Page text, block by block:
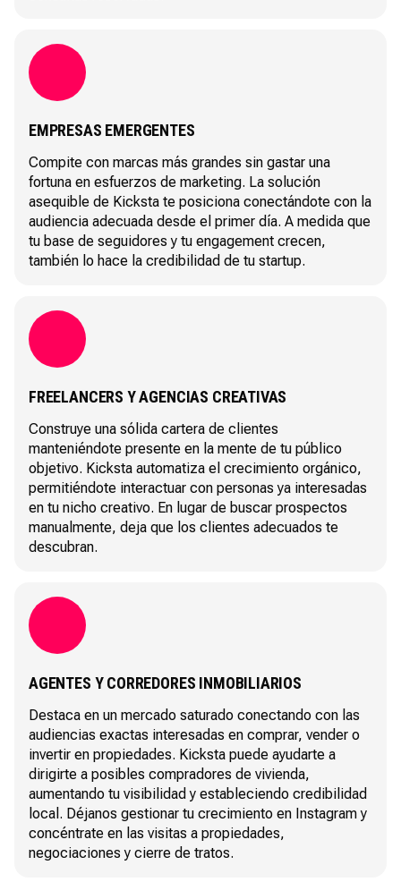
EMPRESAS EMERGENTES
Compite con marcas más grandes sin gastar una
fortuna en esfuerzos de marketing. La solución
asequible de Kicksta te posiciona conectándote con la
audiencia adecuada desde el primer día. A medida que
tu base de seguidores y tu engagement crecen,
también lo hace la credibilidad de tu startup.
FREELANCERS Y AGENCIAS CREATIVAS
Construye una sólida cartera de clientes
manteniéndote presente en la mente de tu público
objetivo. Kicksta automatiza el crecimiento orgánico,
permitiéndote interactuar con personas ya interesadas
en tu nicho creativo. En lugar de buscar prospectos
manualmente, deja que los clientes adecuados te
descubran.
AGENTES Y CORREDORES INMOBILIARIOS
Destaca en un mercado saturado conectando con las
audiencias exactas interesadas en comprar, vender o
invertir en propiedades. Kicksta puede ayudarte a
dirigirte a posibles compradores de vivienda,
aumentando tu visibilidad y estableciendo credibilidad
local. Déjanos gestionar tu crecimiento en Instagram y
concéntrate en las visitas a propiedades,
negociaciones y cierre de tratos.